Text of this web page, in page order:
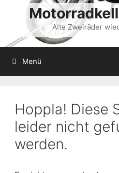
Alte Zweiräder
Menü
Hoppla! Diese
leider nicht
werden.